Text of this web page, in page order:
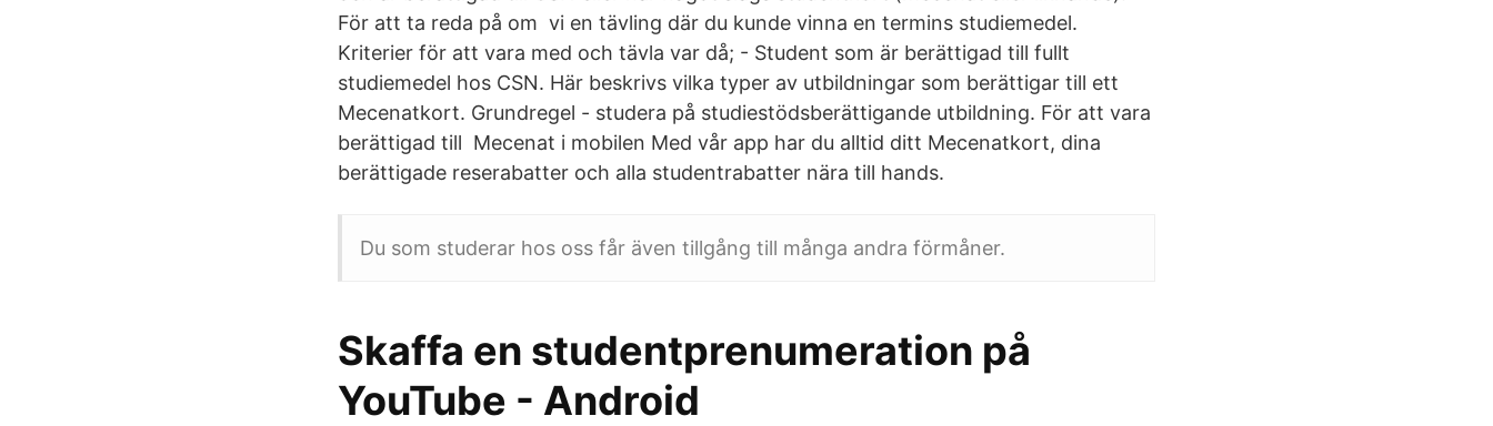
För att ta reda på om vi en tävling där du kunde vinna en termins studiemedel.
Kriterier för att vara med och tävla var då; - Student som är berättigad till fullt
studiemedel hos CSN. Här beskrivs vilka typer av utbildningar som berättigar till ett
Mecenatkort. Grundregel - studera på studiestödsberättigande utbildning. För att vara
berättigad till Mecenat i mobilen Med vår app har du alltid ditt Mecenatkort, dina
berättigade reserabatter och alla studentrabatter nära till hands.
Du som studerar hos oss får även tillgång till många andra förmåner.
Skaffa en studentprenumeration på
YouTube - Android